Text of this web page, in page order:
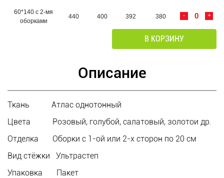
60*140 с 2-мя
оборками
440 400 392 380 +
-
В КОРЗИНУ
Описание
Ткань Атлас однотонный
Цвета Розовый, голубой, салатовый, золотои др.
Отделка Оборки с 1-ой или 2-х сторон по 20 см
Вид стёжки Ультрастеп
Упаковка Пакет